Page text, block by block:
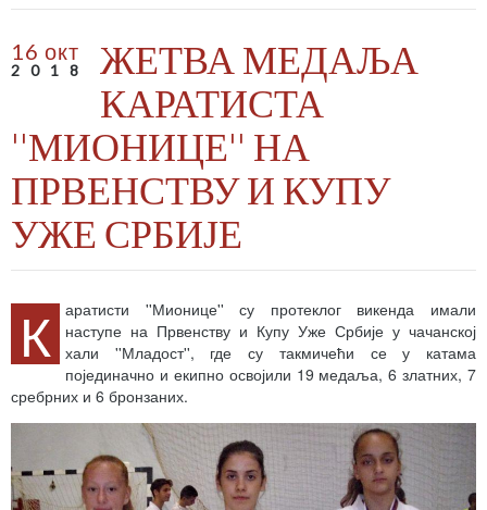
16 окт
2018
ЖЕТВА МЕДАЉА
КАРАТИСТА
''МИОНИЦЕ'' НА
ПРВЕНСТВУ И КУПУ
УЖЕ СРБИЈЕ
К
аратисти ''Мионице'' су протеклог викенда имали
наступе на Првенству и Купу Уже Србије у чачанској
хали ''Младост'', где су такмичећи се у катама
појединачно и екипно освојили 19 медаља, 6 златних, 7
сребрних и 6 бронзаних.